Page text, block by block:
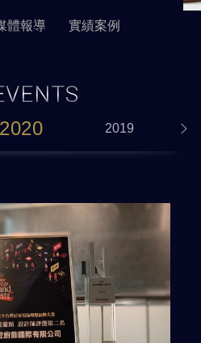
體報導 實績案例
2020 2019